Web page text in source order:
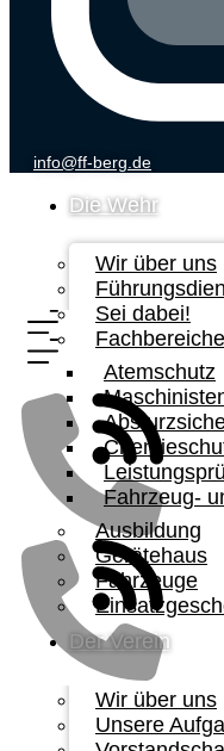
info@ff-berg.de
Die Wehr
Wir über uns
Sei dabei!
Fachbereiche
Atemschutz
Fahrzeug-
Ausbildung
Gerätehaus
Fahrzeuge
Der Verein
Wir über uns
Unsere